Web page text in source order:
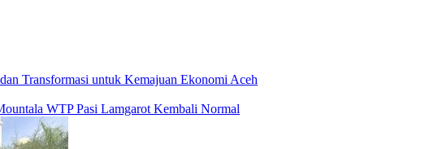
Transformasi untuk Kemajuan Ekonomi Aceh
WTP Pasi Lamgarot Kembali Normal